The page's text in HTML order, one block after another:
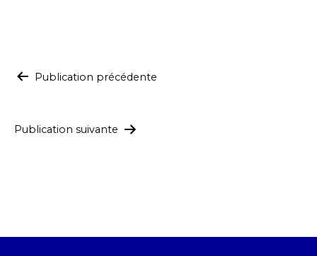
Navigation
l’article
Publication précédente
Publication suivante